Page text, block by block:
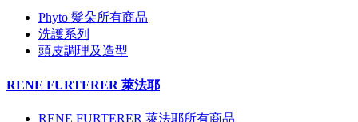
Phyto 髮朵所有商品
洗護系列
頭皮調理及造型
RENE FURTERER 萊法耶
RENE FURTERER 萊法耶所有商品